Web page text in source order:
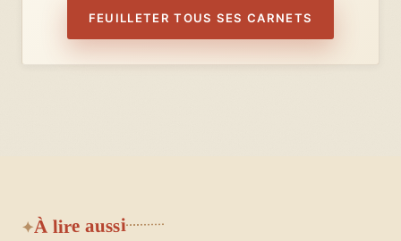
FEUILLETER TOUS SES CARNETS
À lire aussi